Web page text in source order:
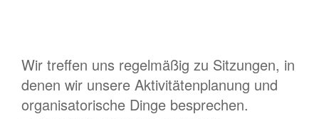
Wir treffen uns regelmäßig zu Sitzungen, in
denen wir unsere Aktivitätenplanung und
organisatorische Dinge besprechen.